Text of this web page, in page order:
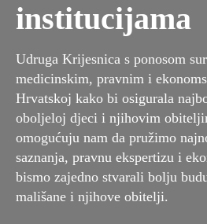
institucijama
Udruga Krijesnica s ponosom
medicinskim, pravnim i
Hrvatskoj kako bi osigurala
oboljeloj djeci i njihovim
omogućuju nam da pružimo
saznanja, pravnu ekspertizu i
bismo zajedno stvarali bolju
mališane i njihove obitelji.